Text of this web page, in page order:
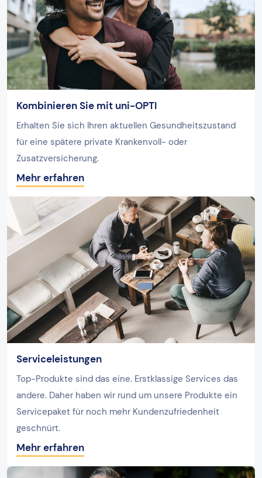
Kombinieren Sie mit uni-OPTI
Erhalten Sie sich Ihren aktuellen Gesundheitszustand
für eine spätere private Krankenvoll- oder
Zusatzversicherung.
Mehr erfahren
Serviceleistungen
Top-Produkte sind das eine. Erstklassige Services das
andere. Daher haben wir rund um unsere Produkte ein
Servicepaket für noch mehr Kundenzufriedenheit
geschnürt.
Mehr erfahren